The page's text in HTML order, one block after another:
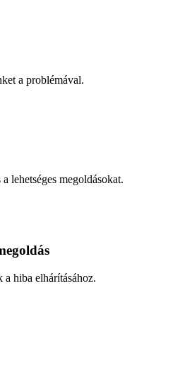
a problémával.
lehetséges megoldásokat.
hiba elhárításához.